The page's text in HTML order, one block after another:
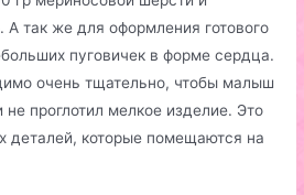
так же для оформления готового
пуговичек в форме сердца.
очень тщательно, чтобы малыш
не проглотил мелкое изделие. Это
деталей, которые помещаются на